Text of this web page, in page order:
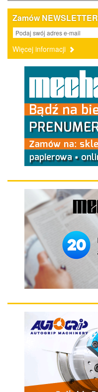
Zamów NEWSLETTER
Więcej informacji